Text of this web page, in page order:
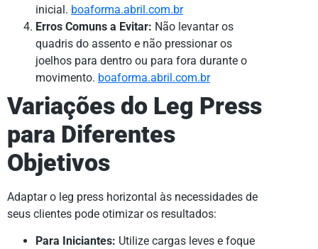
inicial. boaforma.abril.com.br
Erros Comuns a Evitar: Não levantar os
quadris do assento e não pressionar os
joelhos para dentro ou para fora durante o
movimento. boaforma.abril.com.br
Variações do Leg Press
para Diferentes
Objetivos
Adaptar o leg press horizontal às necessidades de
seus clientes pode otimizar os resultados:
Para Iniciantes: Utilize cargas leves e foque